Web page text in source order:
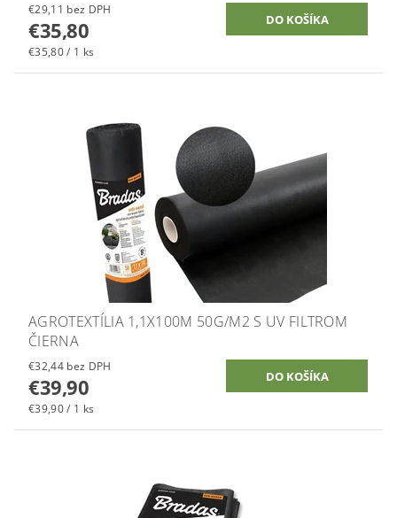
€29,11 bez DPH
€35,80
€35,80 / 1 ks
AGROTEXTÍLIA 1,1X100M 50G/M2 S UV FILTROM
ČIERNA
€32,44 bez DPH
€39,90
€39,90 / 1 ks